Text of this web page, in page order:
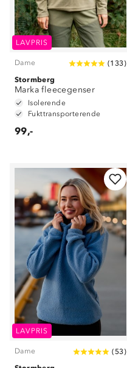
LAVPRIS
Dame (133)
Stormberg
Marka fleecegenser
Isolerende
Fukttransporterende
99,-
LAVPRIS
Dame (53)